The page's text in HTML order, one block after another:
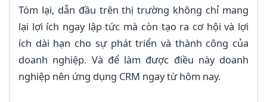
Tóm lại, dẫn đầu trên thị trường không chỉ mang
lại lợi ích ngay lập tức mà còn tạo ra cơ hội và lợi
ích dài hạn cho sự phát triển và thành công của
doanh nghiệp. Và để làm được điều này doanh
nghiệp nên ứng dụng CRM ngay từ hôm nay.